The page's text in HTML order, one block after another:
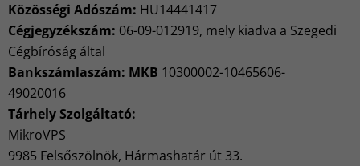
Közösségi Adószám: HU14441417
Cégjegyzékszám: 06-09-012919, mely kiadva a Szegedi
Cégbíróság által
Bankszámlaszám: MKB 10300002-10465606-
49020016
Tárhely Szolgáltató:
MikroVPS
9985 Felsőszölnök, Hármashatár út 33.